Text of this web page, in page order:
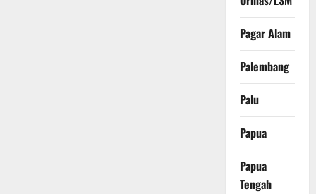
Pagar Alam
Palembang
Palu
Papua
Papua
Tengah